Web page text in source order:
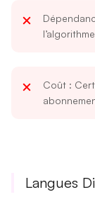
Coût :
Langues